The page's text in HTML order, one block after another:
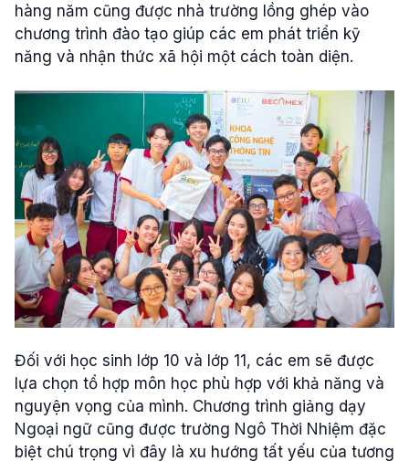
hàng năm cũng được nhà trường lồng ghép vào
chương trình đào tạo giúp các em phát triển kỹ
năng và nhận thức xã hội một cách toàn diện.
Đối với học sinh lớp 10 và lớp 11, các em sẽ được
lựa chọn tổ hợp môn học phù hợp với khả năng và
nguyện vọng của mình. Chương trình giảng dạy
Ngoại ngữ cũng được trường Ngô Thời Nhiệm đặc
biệt chú trọng vì đây là xu hướng tất yếu của tương